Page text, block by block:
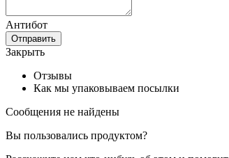
Антибот
Отправить
Закрыть
Отзывы
Как мы упаковываем посылки
Сообщения не найдены
Вы пользовались продуктом?